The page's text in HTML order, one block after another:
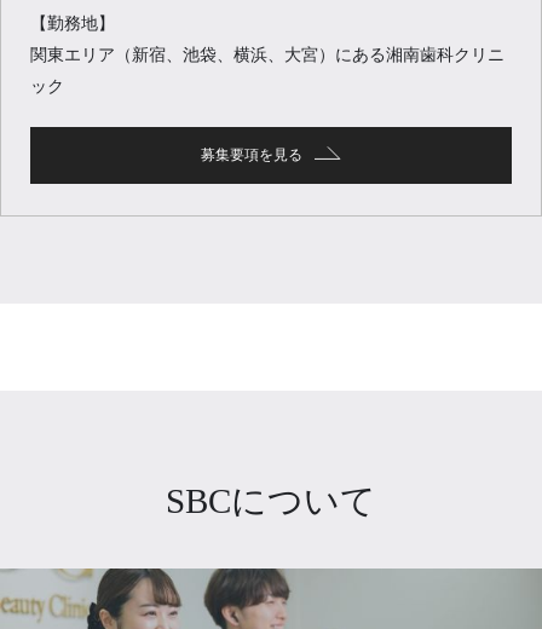
【勤務地】
関東エリア（新宿、池袋、横浜、大宮）にある湘南歯科クリニ
ック
募集要項を見る
SBCについて